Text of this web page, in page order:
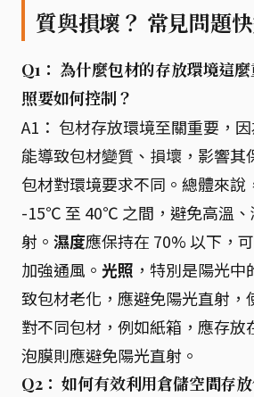
質與損壞？ 常見問題
Q1： 為什麼包材的存放環境這
照要如何控制？
A1： 包材存放環境至關重要，
能導致包材變質、損壞，影響其
包材對環境要求不同。總體來說
-15℃ 至 40℃ 之間，避免高溫、
射。 濕度應保持在 70% 以下，
加強通風。 光照 ，特別是陽光
致包材老化，應避免陽光直射，
對不同包材，例如紙箱，應存放
泡膜則應避免陽光直射。
Q2： 如何有效利用倉儲空間存